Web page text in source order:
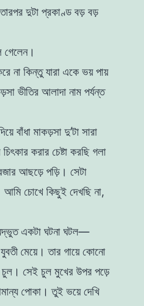
তারপর দুটা প্রকাণ্ডবড়বড়
গেলেন।
না কিন্তুযারা একে ভয়পায়
ভীতির আলাদা নাম পর্যন্ত
বাঁধা মাকড়সা দু’টা সারা
চিৎকার করার চেষ্টা করছি গলা
আছড়েপড়ি। সেটা
আমি চোখে কিছুই দেখছি না,
একটা ঘটনা ঘটল—
মেয়ে।তার গায়েকোনাে
চুল । সেই চুল মুখের উপর পড়ে
পােকা ।তুই ভয়েদেখি